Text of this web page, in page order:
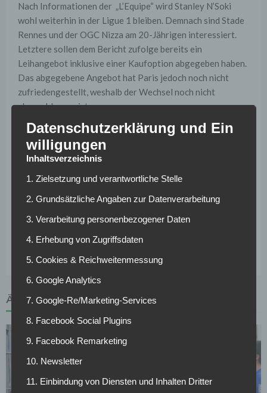
Nach Informationen der „L’Equipe“ wird Stanley N’Soki
wohl weiterhin in der Ligue 1 bleiben. Demnach sind Stade
Rennes und der OGC Nizza am 20-Jährigen interessiert.
Letztere sollen dem Bericht zufolge bereits ein
Leihangebot inklusive einer Kaufoption abgegeben haben.
Das abgegebene Angebot hat Paris jedoch noch nicht
zufriedengestellt, weshalb der Wechsel noch nicht
abgeschlossen ist.
Erst vergangene Woche hatte „RMC“ davon berichtet,
dass die Schalker gute Chancen auf eine Verpflichtung des
Abwehrtalentes haben. Aktuell scheint eine Verpflichtung
jedoch unwahrscheinlich. Mit Bastian Oczipka, Hamza
Linksverteidiger im Kader der Gelsenkirchener. Da Mendyl
den Verein verlassen soll, herrscht weiterhin Bedarf auf
Philipp Max als mögliche Verstärkung gehandelt.
ÄHNLICHE ARTIKEL
Datenschutzerklärung und Ein
willigungen
Inhaltsverzeichnis
1. Zielsetzung und verantwortliche Stelle
2. Grundsätzliche Angaben zur Datenverarbeitung
3. Verarbeitung personenbezogener Daten
4. Erhebung von Zugriffsdaten
5. Cookies & Reichweitenmessung
6. Google Analytics
7. Google-Re/Marketing-Services
8. Facebook Social Plugins
9. Facebook Remarketing
10. Newsletter
11. Einbindung von Diensten und Inhalten Dritter